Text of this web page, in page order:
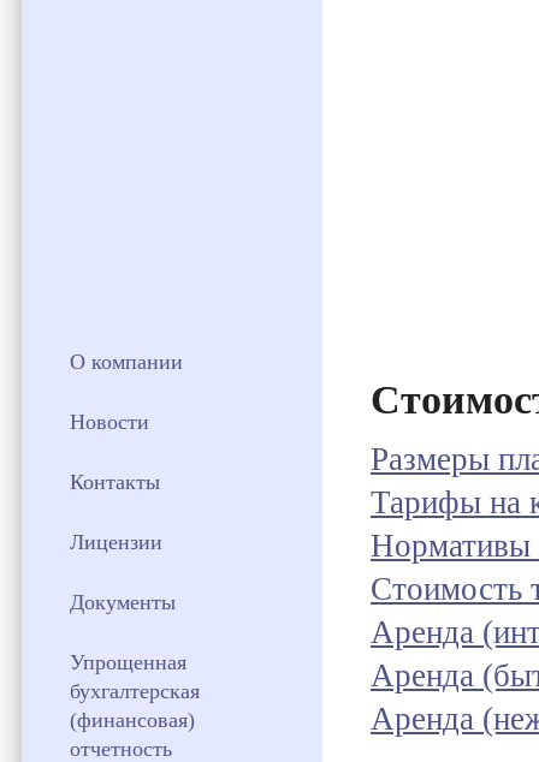
О компании
Новости
Контакты
Лицензии
Документы
Упрощенная
бухгалтерская
(финансовая)
отчетность
Размеры
Тарифы на
Нормативы
Стоимость
Аренда
Аренда
Аренда